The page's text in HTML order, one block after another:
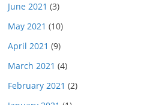
June 2021 (3)
May 2021 (10)
April 2021 (9)
March 2021 (4)
February 2021 (2)